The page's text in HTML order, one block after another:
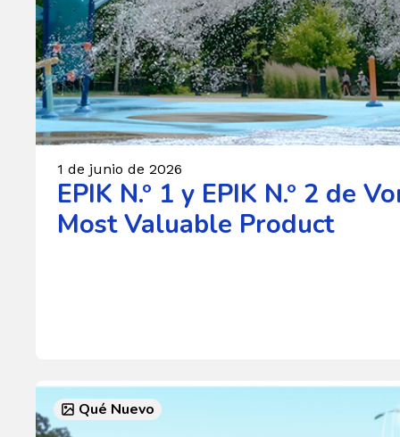
1 de junio de 2026
EPIK N.º 1 y EPIK N.º 2 de
Most Valuable Product
Qué Nuevo